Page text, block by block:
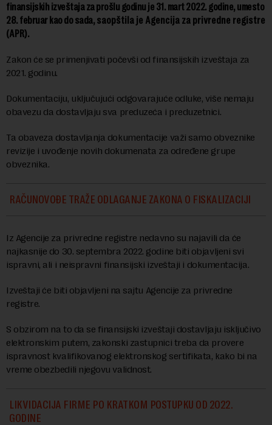
finansijskih izveštaja za prošlu godinu je 31. mart 2022. godine, umesto
28. februar kao do sada, saopštila je Agencija za privredne registre
(APR).
Zakon će se primenjivati počevši od finansijskih izveštaja za
2021. godinu.
Dokumentaciju, uključujući odgovarajuće odluke, više nemaju
obavezu da dostavljaju sva preduzeća i preduzetnici.
Ta obaveza dostavljanja dokumentacije važi samo obveznike
revizije i uvođenje novih dokumenata za određene grupe
obveznika.
RAČUNOVOĐE TRAŽE ODLAGANJE ZAKONA O FISKALIZACIJI
Iz Agencije za privredne registre nedavno su najavili da će
najkasnije do 30. septembra 2022. godine biti objavljeni svi
ispravni, ali i neispravni finansijski izveštaji i dokumentacija.
Izveštaji će biti objavljeni na sajtu Agencije za privredne
registre.
S obzirom na to da se finansijski izveštaji dostavljaju isključivo
elektronskim putem, zakonski zastupnici treba da provere
ispravnost kvalifikovanog elektronskog sertifikata, kako bi na
vreme obezbedili njegovu validnost.
LIKVIDACIJA FIRME PO KRATKOM POSTUPKU OD 2022.
GODINE